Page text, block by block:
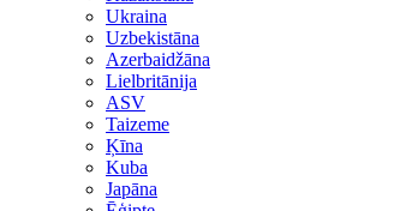
Ukraina
Uzbekistāna
Azerbaidžāna
Lielbritānija
ASV
Taizeme
Ķīna
Kuba
Japāna